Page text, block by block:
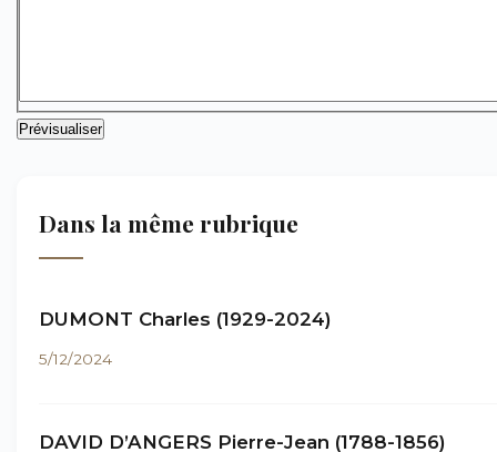
Dans la même rubrique
DUMONT Charles (1929-2024)
5/12/2024
DAVID D’ANGERS Pierre-Jean (1788-1856)